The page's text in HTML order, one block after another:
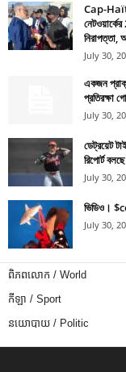
Cap-
নিরাপত্তা,
July 30,
একজন
প্রতিরক্ষা
July 30,
ডেট্রয়েট
রিপোর্ট বলছে
July 30,
ভিডিও।
July 30,
ពិភពលោក / World
កីឡា / Sport
នយោបាយ / Politic